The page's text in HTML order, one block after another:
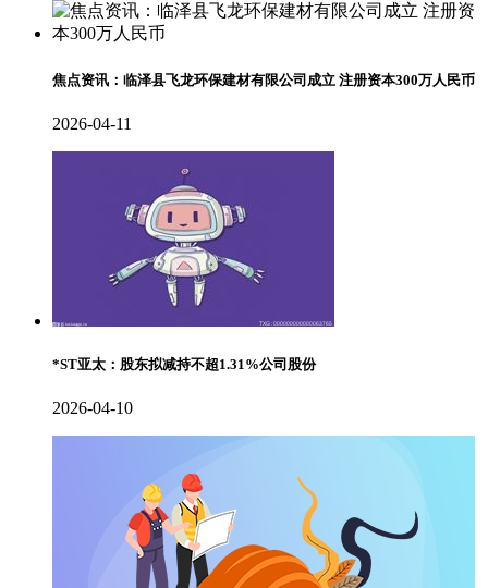
焦点资讯：临泽县飞龙环保建材有限公司成立 注册资本300万人民币
2026-04-11
*ST亚太：股东拟减持不超1.31%公司股份
2026-04-10